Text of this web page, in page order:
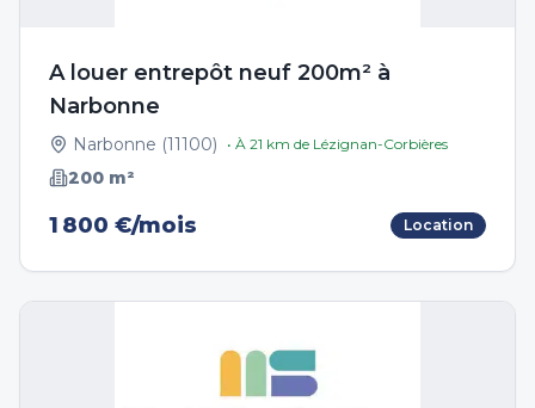
A louer entrepôt neuf 200m² à
Narbonne
Narbonne (11100) • À 21 km de Lézignan-Corbières
200 m²
1 800 €/mois Location